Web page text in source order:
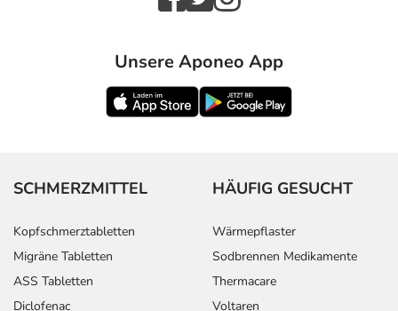
Unsere Aponeo App
SCHMERZMITTEL
Kopfschmerztabletten
Migräne Tabletten
ASS Tabletten
Diclofenac
HÄUFIG GESUCHT
Wärmepflaster
Sodbrennen Medikamente
Thermacare
Voltaren